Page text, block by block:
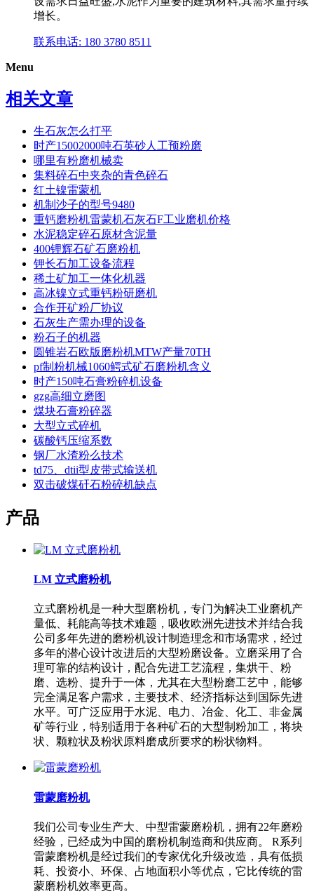
增长。
联系电话: 180 3780 8511
Menu
相关文章
生石灰怎么打平
时产15002000吨石英砂人工预粉磨
哪里有粉磨机械卖
集料碎石中夹杂的青色碎石
红土镍雷蒙机
机制沙子的型号9480
重钙磨粉机雷蒙机石灰石F工业磨机价格
水泥稳定碎石原材含泥量
400锂辉石矿石磨粉机
钾长石加工设备流程
稀土矿加工一体化机器
高冰镍立式重钙粉研磨机
合作开矿粉厂协议
石灰生产需办理的设备
粉石子的机器
圆锥岩石欧版磨粉机MTW产量70TH
pf制粉机械1060鳄式矿石磨粉机含义
时产150吨石膏粉碎机设备
gzg高细立磨图
煤块石膏粉碎器
大型立式碎机
碳酸钙压缩系数
钢厂水渣粉么技术
td75、dtii型皮带式输送机
双击破煤矸石粉碎机缺点
产品
LM 立式磨粉机
立式磨粉机是一种大型磨粉机，专门为解决工业磨机产
量低、耗能高等技术难题，吸收欧洲先进技术并结合我
公司多年先进的磨粉机设计制造理念和市场需求，经过
多年的潜心设计改进后的大型粉磨设备。立磨采用了合
理可靠的结构设计，配合先进工艺流程，集烘干、粉
磨、选粉、提升于一体，尤其在大型粉磨工艺中，能够
完全满足客户需求，主要技术、经济指标达到国际先进
水平。可广泛应用于水泥、电力、冶金、化工、非金属
矿等行业，特别适用于各种矿石的大型制粉加工，将块
状、颗粒状及粉状原料磨成所要求的粉状物料。
雷蒙磨粉机
我们公司专业生产大、中型雷蒙磨粉机，拥有22年磨粉
经验，已经成为中国的磨粉机制造商和供应商。 R系列
雷蒙磨粉机是经过我们的专家优化升级改造，具有低损
耗、投资小、环保、占地面积小等优点，它比传统的雷
蒙磨粉机效率更高。